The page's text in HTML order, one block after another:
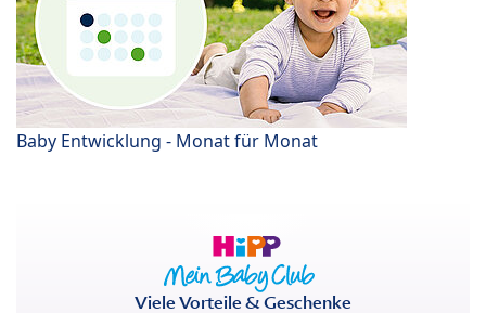
Baby Entwicklung - Monat für Monat
Viele Vorteile & Geschenke